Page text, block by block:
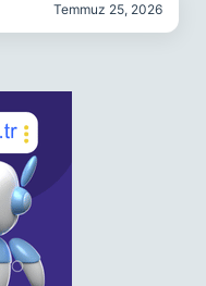
Temmuz 25, 2026